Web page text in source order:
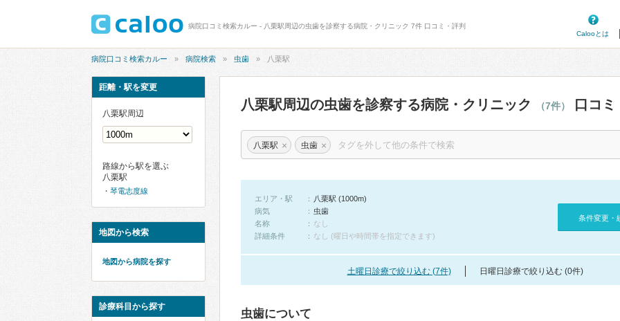
病院口コミ検索カルー - 八栗駅周辺の虫歯を診察する病院・クリニック 7件 口コミ・評判
Calooとは
病院口コミ検索カルー 病院検索 虫歯 八栗駅
八栗駅周辺の虫歯を診察する病院・クリニック （7件） 口コ
八栗駅 × 虫歯 ×
エリア・駅
八栗駅 (1000m)
病気
虫歯
名称
なし
詳細条件
なし (曜日や時間帯を指定できます)
条件変更・
土曜日診療で絞り込む (7件) 日曜日診療で絞り込む (0件)
虫歯について
距離・駅を変更
八栗駅周辺
路線から駅を選ぶ
八栗駅
琴電志度線
地図から検索
地図から病院を探す
診療科目から探す